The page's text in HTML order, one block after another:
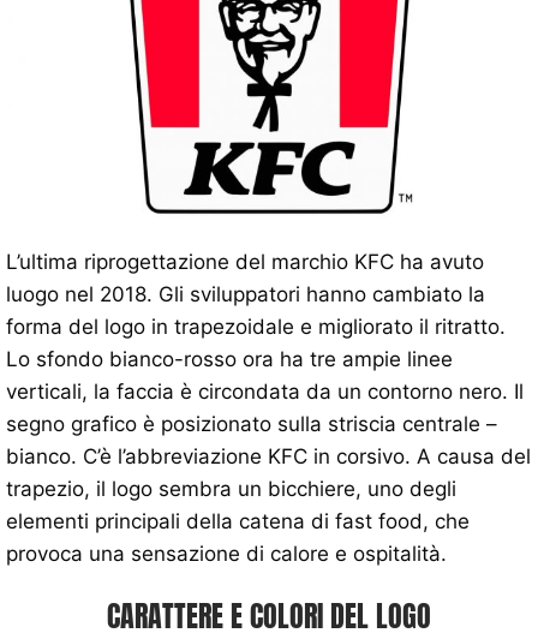
L’ultima riprogettazione del marchio KFC ha avuto
luogo nel 2018. Gli sviluppatori hanno cambiato la
forma del logo in trapezoidale e migliorato il ritratto.
Lo sfondo bianco-rosso ora ha tre ampie linee
verticali, la faccia è circondata da un contorno nero. Il
segno grafico è posizionato sulla striscia centrale –
bianco. C’è l’abbreviazione KFC in corsivo. A causa del
trapezio, il logo sembra un bicchiere, uno degli
elementi principali della catena di fast food, che
provoca una sensazione di calore e ospitalità.
CARATTERE E COLORI DEL LOGO